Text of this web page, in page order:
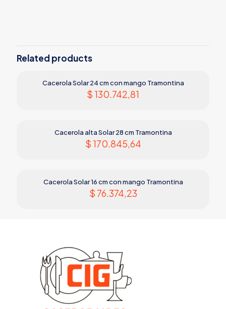
Related products
Cacerola Solar 24 cm con mango Tramontina
$ 130.742,81
Cacerola alta Solar 28 cm Tramontina
$ 170.845,64
Cacerola Solar 16 cm con mango Tramontina
$ 76.374,23